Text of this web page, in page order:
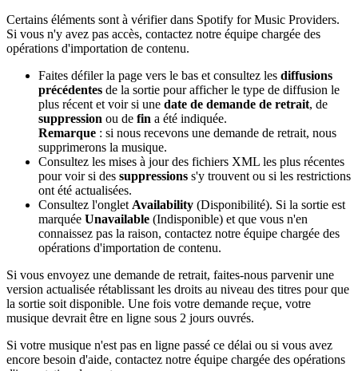
Certains éléments sont à vérifier dans Spotify for Music Providers.
Si vous n'y avez pas accès, contactez notre équipe chargée des
opérations d'importation de contenu.
Faites défiler la page vers le bas et consultez les diffusions
précédentes de la sortie pour afficher le type de diffusion le
plus récent et voir si une date de demande de retrait, de
suppression ou de fin a été indiquée.
Remarque : si nous recevons une demande de retrait, nous
supprimerons la musique.
Consultez les mises à jour des fichiers XML les plus récentes
pour voir si des suppressions s'y trouvent ou si les restrictions
ont été actualisées.
Consultez l'onglet Availability (Disponibilité). Si la sortie est
marquée Unavailable (Indisponible) et que vous n'en
connaissez pas la raison, contactez notre équipe chargée des
opérations d'importation de contenu.
Si vous envoyez une demande de retrait, faites-nous parvenir une
version actualisée rétablissant les droits au niveau des titres pour que
la sortie soit disponible. Une fois votre demande reçue, votre
musique devrait être en ligne sous 2 jours ouvrés.
Si votre musique n'est pas en ligne passé ce délai ou si vous avez
encore besoin d'aide, contactez notre équipe chargée des opérations